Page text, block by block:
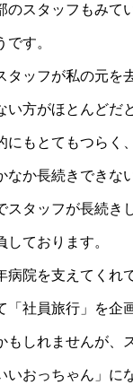
スタッフもみて
す。
ッフが私の元を
方がほとんどだ
もとてもつらく、
か長続きできな
タッフが長続き
ております。
院を支えてくれ
社員旅行」を企
しれませんが、
おっちゃん」に